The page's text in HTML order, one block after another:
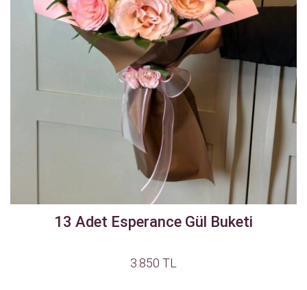
13 Adet Esperance Gül Buketi
3.850 TL